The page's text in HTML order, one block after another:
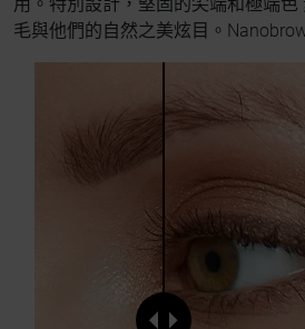
毛與他們的自然之美炫目。